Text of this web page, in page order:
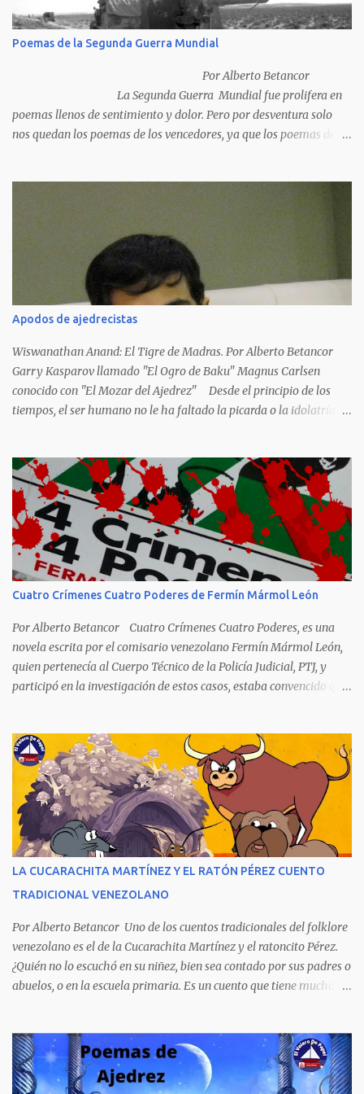
Poemas de la Segunda Guerra Mundial
Por Alberto Betancor
La Segunda Guerra Mundial fue prolifera en
poemas llenos de sentimiento y dolor. Pero por desventura solo
nos quedan los poemas de los vencedores, ya que los poemas de
acariciaron la causa nacional socialista, sus nombres con sus
Apodos de ajedrecistas
Wiswanathan Anand: El Tigre de Madras. Por Alberto Betancor
Garry Kasparov llamado "El Ogro de Baku" Magnus Carlsen
conocido con "El Mozar del Ajedrez" Desde el principio de los
tiempos, el ser humano no le ha faltado la picarda o la idolatría
hemos tenido una serie de apodos para las estrellas del ajedrez, en
algunos casos muy originales. Aquí les dejo una breve lista con
algunos de los nombres de los más destacados. Siegbert Tarrasch:
El Preceptor Germánico y el Hércules de los Torneos. Joseph
Henrry Blackburne: La Muerte Negra. Wiswanathan Anand: El
Tigre de Madras. Tiran Petrosian: Boa Constrictora, El Tigre de
Hierro. El Maestro de la Defensa, El Ministro de la Defensa. El
Karpov. El gélido Tolia. Garry Kasparov: El Ogro de Baku...
Cuatro Crímenes Cuatro Poderes de Fermín Mármol León
Por Alberto Betancor Cuatro Crímenes Cuatro Poderes, es una
novela escrita por el comisario venezolano Fermín Mármol León,
quien pertenecía al Cuerpo Técnico de la Policía Judicial, PTJ, y
participó en la investigación de estos casos, estaba convencido que
Aunque la narración no es precisamente una obra literaria, esta
novela publicada en 1978 se transformó en un autentico Bestseller
venezolano al vender rápidamente tres ediciones por su
extraordinario contenido y detalla, cambiando los nombres de los
personajes, cuatro crímenes que conmocionaron a la sociedad
venezolana y cuyos presuntos autores quedaron en libertad, pese a
tener la policía pruebas e indicios suficientes de culpabilidad. La
porque refleja los males del poder judicial y de la sociedad
venezolana, tráfico...
LA CUCARACHITA MARTÍNEZ Y EL RATÓN PÉREZ CUENTO
TRADICIONAL VENEZOLANO
Por Alberto Betancor Uno de los cuentos tradicionales del folklore
venezolano es el de la Cucarachita Martínez y el ratoncito Pérez.
¿Quién no lo escuchó en su niñez, bien sea contado por sus padres o
abuelos, o en la escuela primaria. Es un cuento que tiene muchas
hablaban, hace mucho, mucho tiempo, una Cucarachita llamada
Martínez que estaba barriendo el zaguán (porche) de su casa,
cuando vio algo que brillaba, se sorprendió y se emocionó al ver lo